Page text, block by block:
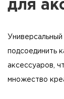
для
подсоединить
аксессуаров,
множество